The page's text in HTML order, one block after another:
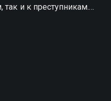
и к преступникам.
Онервой Нюканен он
Полиция
бесплатно в